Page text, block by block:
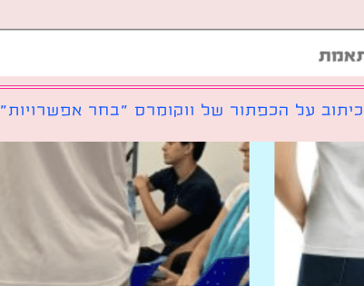
על הכפתור של ווקומרס ״בחר אפשרויות״